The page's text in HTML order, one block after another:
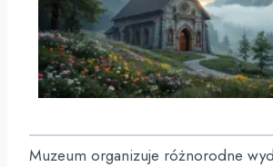
Muzeum organizuje różnorodne